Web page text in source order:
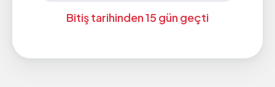
Bitiş tarihinden 15 gün geçti